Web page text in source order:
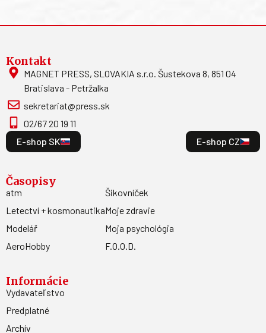
Kontakt
MAGNET PRESS, SLOVAKIA s.r.o. Šustekova 8, 851 04
Bratislava - Petržalka
sekretariat@press.sk
02/67 20 19 11
E-shop SK
E-shop CZ
Časopisy
atm
Letectví + kosmonautika
Modelář
AeroHobby
Šikovníček
Moje zdravie
Moja psychológia
F.O.O.D.
Informácie
Vydavateľstvo
Predplatné
Archív